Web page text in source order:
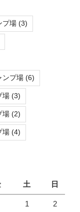
プ場 (3)
ンプ場 (6)
場 (3)
場 (2)
場 (4)
土 日
1 2